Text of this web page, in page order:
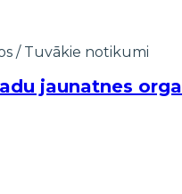
/ Tuvākie notikumi
jaunatnes